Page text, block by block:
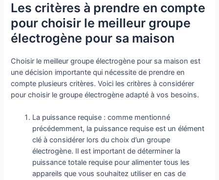
Les critères à prendre en compte
pour choisir le meilleur groupe
électrogène pour sa maison
Choisir le meilleur groupe électrogène pour sa maison est
une décision importante qui nécessite de prendre en
compte plusieurs critères. Voici les critères à considérer
pour choisir le groupe électrogène adapté à vos besoins.
La puissance requise : comme mentionné
précédemment, la puissance requise est un élément
clé à considérer lors du choix d’un groupe
électrogène. Il est important de déterminer la
puissance totale requise pour alimenter tous les
appareils que vous souhaitez utiliser en cas de